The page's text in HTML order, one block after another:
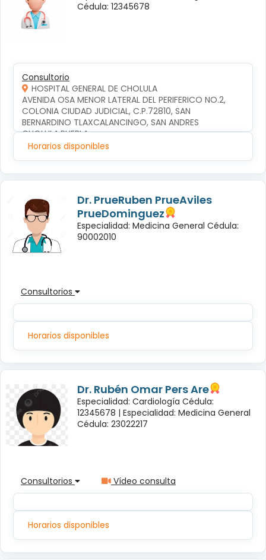
Cédula: 12345678
Consultorio
HOSPITAL GENERAL DE CHOLULA
AVENIDA OSA MENOR LATERAL DEL PERIFERICO NO.2,
COLONIA CIUDAD JUDICIAL, C.P.72810, SAN
BERNARDINO TLAXCALANCINGO, SAN ANDRES
CHOLULA,PUEBLA
Horarios disponibles
Dr. PrueRuben PrueAviles
PrueDominguez
Especialidad: Medicina General Cédula:
90002010
Consultorios
Horarios disponibles
Dr. Rubén Omar Pers Are
Especialidad: Cardiología Cédula:
12345678 | Especialidad: Medicina General
Cédula: 23022217
Consultorios Vídeo consulta
Horarios disponibles